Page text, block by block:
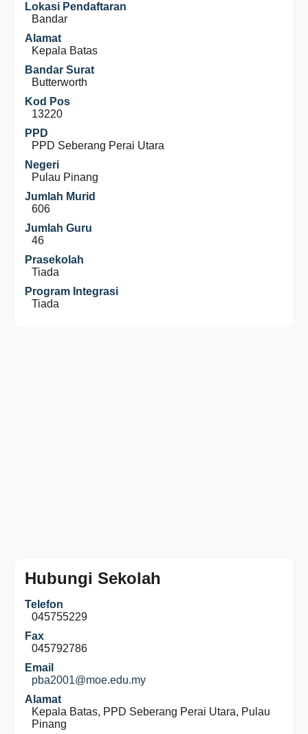
Lokasi Pendaftaran
Bandar
Alamat
Kepala Batas
Bandar Surat
Butterworth
Kod Pos
13220
PPD
PPD Seberang Perai Utara
Negeri
Pulau Pinang
Jumlah Murid
606
Jumlah Guru
46
Prasekolah
Tiada
Program Integrasi
Tiada
Hubungi Sekolah
Telefon
045755229
Fax
045792786
Email
pba2001@moe.edu.my
Alamat
Kepala Batas, PPD Seberang Perai Utara, Pulau
Pinang